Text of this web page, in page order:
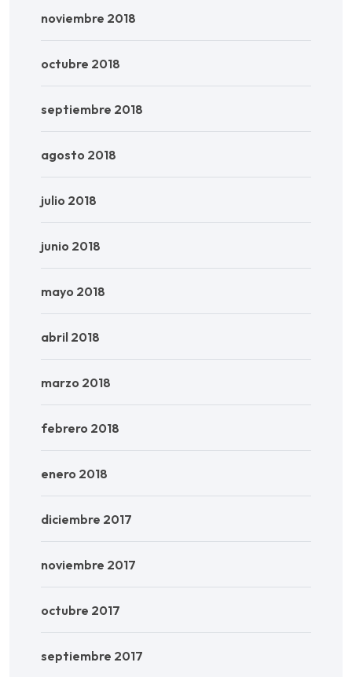
noviembre 2018
octubre 2018
septiembre 2018
agosto 2018
julio 2018
junio 2018
mayo 2018
abril 2018
marzo 2018
febrero 2018
enero 2018
diciembre 2017
noviembre 2017
octubre 2017
septiembre 2017